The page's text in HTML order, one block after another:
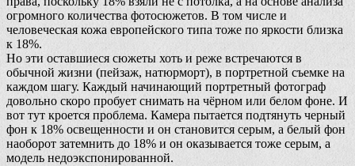
огромного количества фотосюжетов. В том числе и
человеческая кожа европейского типа тоже по яркости близка
к 18%.
Но эти оставшиеся сюжеты хоть и реже встречаются в
обычной жизни (пейзаж, натюрморт), в портретной съемке на
каждом шагу. Каждый начинающий портретный фотограф
довольно скоро пробует снимать на чёрном или белом фоне. И
вот тут кроется проблема. Камера пытается подтянуть черный
фон к 18% освещенности и он становится серым, а белый фон
наоборот затемнить до 18% и он оказывается тоже серым, а
модель недоэкспонированной.